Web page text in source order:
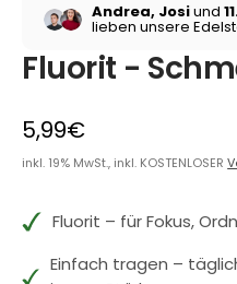
Andrea, Josiund
lieben unsere
Fluorit -
5,99€
inkl. 19% MwSt., inkl. KOSTENLOSER
Fluorit – für Fokus,
Einfach tragen –